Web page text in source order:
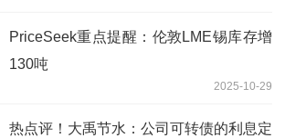
PriceSeek重点提醒：伦敦LME锡库存增
130吨
2025-10-29
热点评！大禹节水：公司可转债的利息定